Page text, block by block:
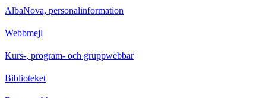
AlbaNova, personalinformation
Webbmejl
Kurs-, program- och gruppwebbar
Biblioteket